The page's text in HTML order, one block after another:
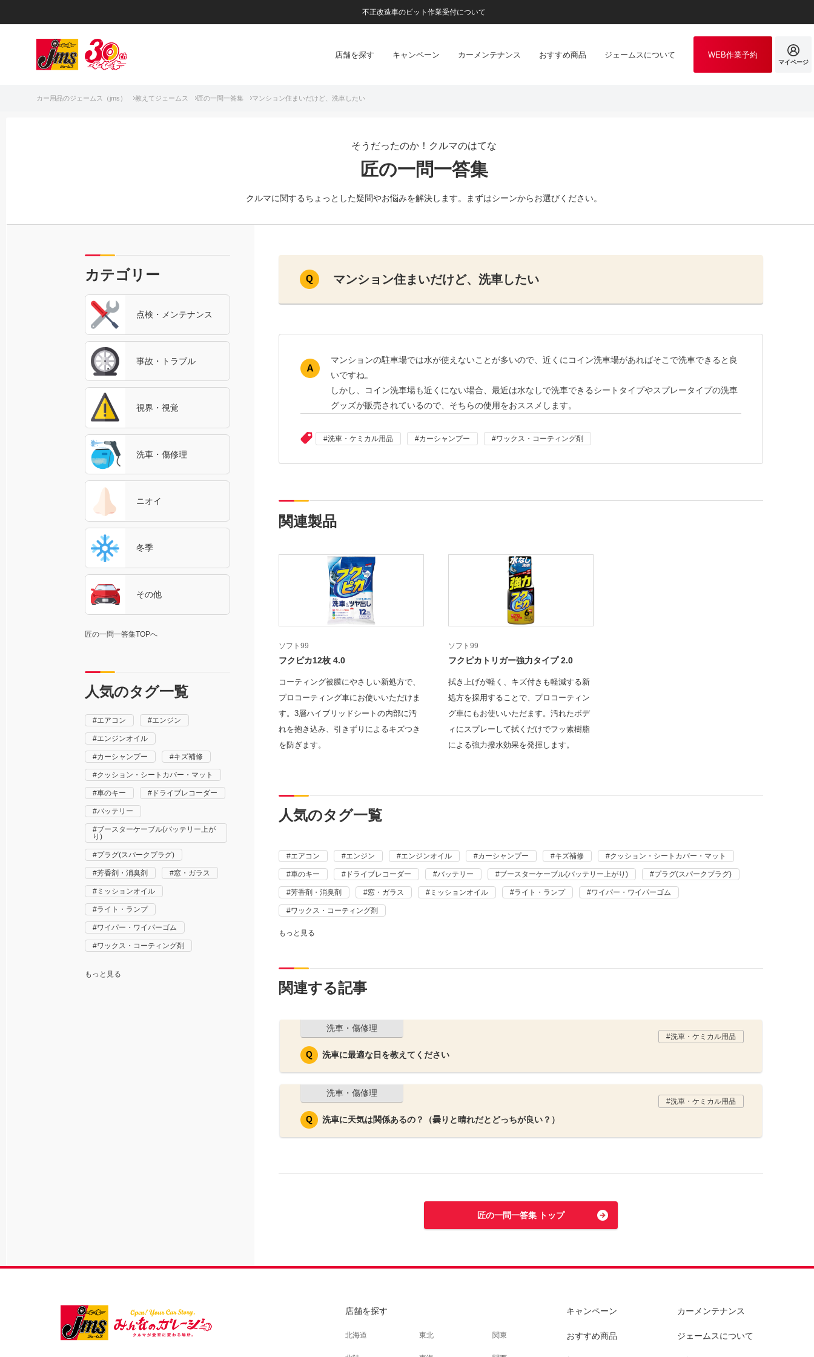
不正改造車のピット作業受付について
店舗を探す キャンペーン カーメンテナンス おすすめ商品 ジェームスについて WEB作業予約
マイページ
カー用品のジェームス（jms） 教えてジェームス 匠の一問一答集 マンション住まいだけど、洗車したい
そうだったのか！クルマのはてな
匠の一問一答集
クルマに関するちょっとした疑問やお悩みを解決します。 まずはシーンからお選びください。
カテゴリー
点検・メンテナンス
事故・トラブル
視界・視覚
洗車・傷修理
ニオイ
冬季
その他
匠の一問一答集TOPへ
人気のタグ一覧
エアコン エンジン
エンジンオイル
カーシャンプー キズ補修
クッション・シートカバー・マット
車のキー ドライブレコーダー
バッテリー
ブースターケーブル(バッテリー上が
り)
プラグ(スパークプラグ)
芳香剤・消臭剤 窓・ガラス
ミッションオイル
ライト・ランプ
ワイパー・ワイパーゴム
ワックス・コーティング剤
もっと見る
マンション住まいだけど、洗車したい
マンションの駐車場では水が使えないことが多いので、近くにコイン洗車場があればそこで洗車できると良
いですね。
しかし、コイン洗車場も近くにない場合、最近は水なしで洗車できるシートタイプやスプレータイプの洗車
グッズが販売されているので、そちらの使用をおススメします。
洗車・ケミカル用品 カーシャンプー ワックス・コーティング剤
関連製品
ソフト99
フクピカ12枚 4.0
コーティング被膜にやさしい新処方で、
プロコーティング車にお使いいただけま
す。3層ハイブリッドシートの内部に汚
れを抱き込み、引きずりによるキズつき
を防ぎます。
ソフト99
フクピカトリガー強力タイプ 2.0
拭き上げが軽く、キズ付きも軽減する新
処方を採用することで、プロコーティン
グ車にもお使いいただます。汚れたボデ
ィにスプレーして拭くだけでフッ素樹脂
による強力撥水効果を発揮します。
人気のタグ一覧
エアコン エンジン エンジンオイル カーシャンプー キズ補修 クッション・シートカバー・マット
車のキー ドライブレコーダー バッテリー ブースターケーブル(バッテリー上がり) プラグ(スパークプラグ)
芳香剤・消臭剤 窓・ガラス ミッションオイル ライト・ランプ ワイパー・ワイパーゴム
ワックス・コーティング剤
もっと見る
関連する記事
洗車・傷修理
洗車に最適な日を教えてください
洗車・ケミカル用品
洗車・傷修理
洗車に天気は関係あるの？（曇りと晴れだとどっちが良い？）
洗車・ケミカル用品
匠の一問一答集 トップ
店舗を探す
北海道 東北 関東
キャンペーン カーメンテナンス
おすすめ商品 ジェームスについて